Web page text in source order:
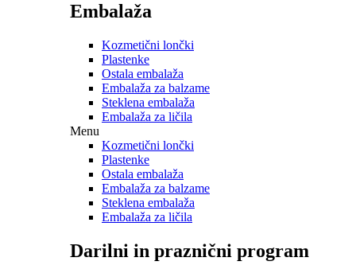
Embalaža
Kozmetični lončki
Plastenke
Ostala embalaža
Embalaža za balzame
Steklena embalaža
Embalaža za ličila
Menu
Kozmetični lončki
Plastenke
Ostala embalaža
Embalaža za balzame
Steklena embalaža
Embalaža za ličila
Darilni in praznični program